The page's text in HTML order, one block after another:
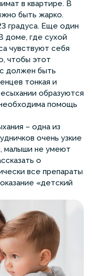
в квартире. В
быть жарко.
градуса. Еще один
доме, где сухой
чувствуют себя
чтобы этот
должен быть
тонкая и
образуются
помощь
– одна из
очень узкие
малыши не умеют
о
все препараты
«детский